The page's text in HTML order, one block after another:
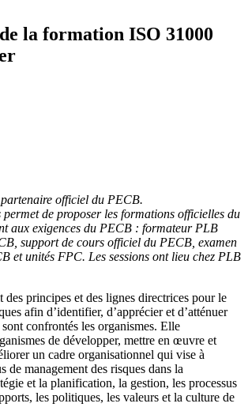
la formation ISO 31000
officiel du PECB.
de proposer les formations officielles du
aux exigences du PECB : formateur PLB
support de cours officiel du PECB, examen
et unités FPC. Les sessions ont lieu chez PLB
principes et des lignes directrices pour le
afin d’identifier, d’apprécier et d’atténuer
confrontés les organismes. Elle
de développer, mettre en œuvre et
un cadre organisationnel qui vise à
de management des risques dans la
et la planification, la gestion, les processus
les politiques, les valeurs et la culture de